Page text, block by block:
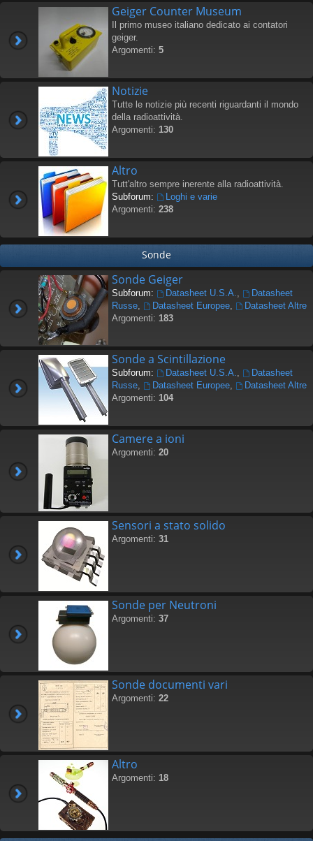
Geiger Counter Museum
Il primo museo italiano dedicato ai contatori
geiger.
Argomenti: 5
Notizie
Tutte le notizie più recenti riguardanti il mondo
della radioattività.
Argomenti: 130
Altro
Tutt'altro sempre inerente alla radioattività.
Subforum:
Loghi e varie
Argomenti: 238
Sonde
Sonde Geiger
Subforum: Datasheet U.S.A.,
Datasheet
Russe, Datasheet Europee,
Datasheet Altre
Argomenti: 183
Sonde a Scintillazione
Subforum: Datasheet U.S.A.,
Datasheet
Russe, Datasheet Europee,
Datasheet Altre
Argomenti: 104
Camere a ioni
Argomenti: 20
Sensori a stato solido
Argomenti: 31
Sonde per Neutroni
Argomenti: 37
Sonde documenti vari
Argomenti: 22
Altro
Argomenti: 18